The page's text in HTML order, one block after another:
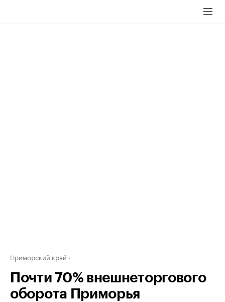
Приморский край
Почти 70% внешнеторгового
оборота Приморья